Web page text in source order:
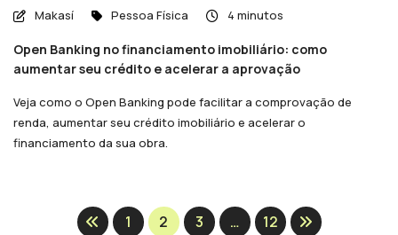
Makasí Pessoa Física 4 minutos
Open Banking no financiamento imobiliário: como
aumentar seu crédito e acelerar a aprovação
Veja como o Open Banking pode facilitar a comprovação de
renda, aumentar seu crédito imobiliário e acelerar o
financiamento da sua obra.
1 2 3 … 12